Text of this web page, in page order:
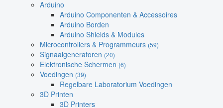
Arduino
Arduino Componenten & Accessoires
Arduino Borden
Arduino Shields & Modules
Microcontrollers & Programmeurs (59)
Signaalgeneratoren (20)
Elektronische Schermen (6)
Voedingen (39)
Regelbare Laboratorium Voedingen
3D Printen
3D Printers